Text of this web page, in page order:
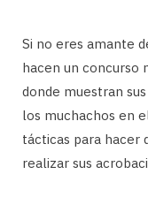
Si no eres amante
hacen un concurso
donde muestran
los muchachos en
tácticas para hacer
realizar sus